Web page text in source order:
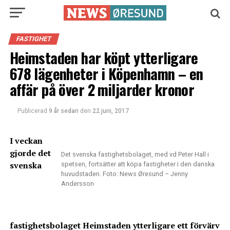
FASTIGHET
Heimstaden har köpt ytterligare
678 lägenheter i Köpenhamn – en
affär på över 2 miljarder kronor
Publicerad 9 år sedan den 22 juni, 2017
Det svenska fastighetsbolaget, med vd Peter Hall i
spetsen, fortsätter att köpa fastigheter i den danska
huvudstaden. Foto: News Øresund – Jenny
Andersson
I veckan
gjorde det
svenska
fastighetsbolaget Heimstaden ytterligare ett förvärv